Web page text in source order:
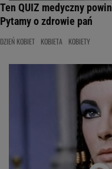
Ten QUIZ medyczny
Pytamy o zdrowie pań
DZIEŃ KOBIET KOBIETA KOBIETY